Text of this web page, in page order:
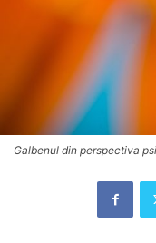
Galbenul din perspectiva